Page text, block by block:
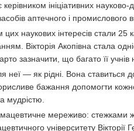
керівником ініціативних
аптечного і
цих наукових інтересів стали 25
Вікторія Акопівна стала
зазначити, що багато її
неї — як рідні. Вона
бажання допомогти
мудрістю.